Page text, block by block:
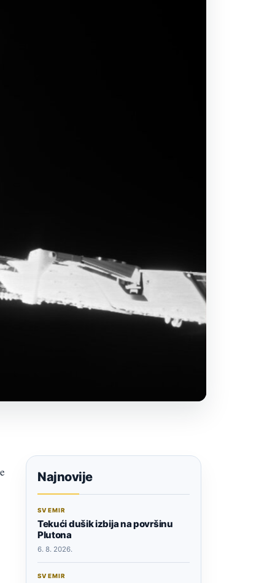
Najnovije
SVEMIR
Tekući dušik izbija na površinu
Plutona
6. 8. 2026.
SVEMIR